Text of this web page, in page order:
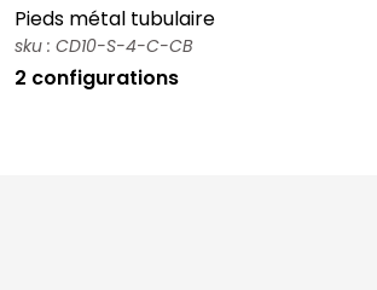
Pieds métal tubulaire
sku : CD10-S-4-C-CB
2 configurations